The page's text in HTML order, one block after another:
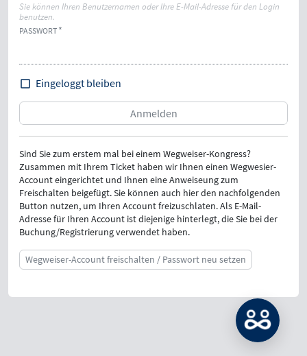
Sie können Ihren Benutzernamen oder Ihre E-Mail-Adresse für den Login
benutzen.
PASSWORT
Eingeloggt bleiben
Sind Sie zum erstem mal bei einem Wegweiser-Kongress?
Zusammen mit Ihrem Ticket haben wir Ihnen einen Wegwesier-
Account eingerichtet und Ihnen eine Anweiseung zum
Freischalten beigefügt. Sie können auch hier den nachfolgenden
Button nutzen, um Ihren Account freizuschlaten. Als E-Mail-
Adresse für Ihren Account ist diejenige hinterlegt, die Sie bei der
Buchung/Registrierung verwendet haben.
Wegweiser-Account freischalten / Passwort neu setzen